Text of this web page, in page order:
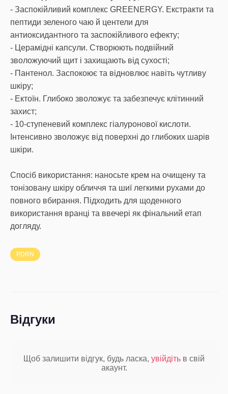
- Заспокійливий комплекс GREENERGY. Екстракти та
пептиди зеленого чаю й центели для
антиоксидантного та заспокійливого ефекту;
- Церамідні капсули. Створюють подвійний
зволожуючий щит і захищають від сухості;
- Пантенол. Заспокоює та відновлює навіть чутливу
шкіру;
- Ектоїн. Глибоко зволожує та забезпечує клітинний
захист;
- 10-ступеневий комплекс гіалуронової кислоти.
Інтенсивно зволожує від поверхні до глибоких шарів
шкіри.
Спосіб використання: наносьте крем на очищену та
тонізовану шкіру обличчя та шиї легкими рухами до
повного вбирання. Підходить для щоденного
використання вранці та ввечері як фінальний етап
догляду.
PDRN
Відгуки
Щоб залишити відгук, будь ласка, увійдіть в свій
акаунт.